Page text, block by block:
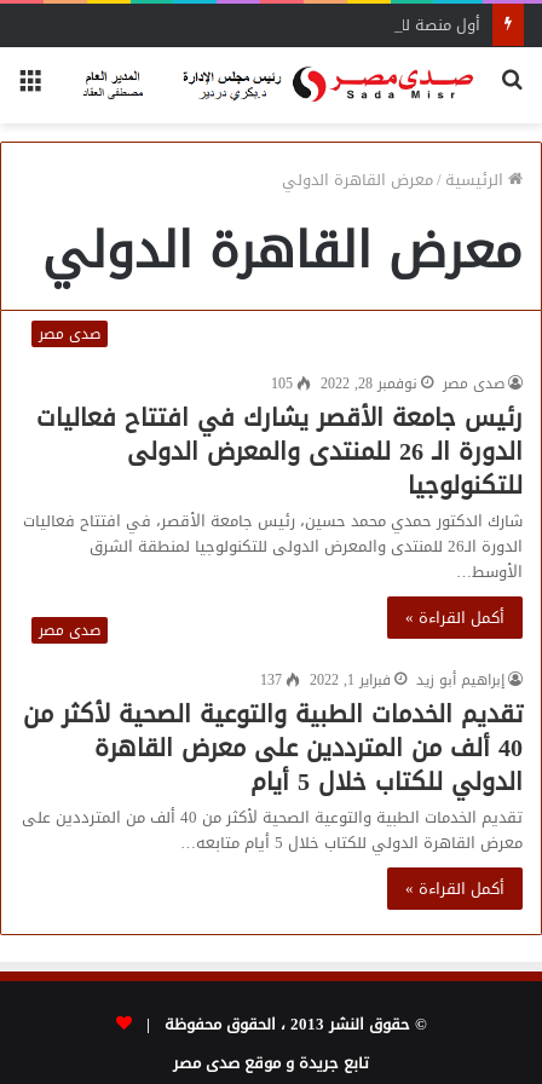
أول منصة للسياحة الصحية في مصر والشرق الأوسط وأفريقيا..
بحث
الرئيسية/معرض القاهرة الدولي
معرض القاهرة الدولي
صدى مصر
صدى مصر
نوفمبر 28, 2022 105
رئيس جامعة الأقصر يشارك في افتتاح فعاليات
الدورة الـ 26 للمنتدى والمعرض الدولى
للتكنولوجيا
شارك الدكتور حمدي محمد حسين، رئيس جامعة الأقصر، في افتتاح فعاليات
الدورة الـ26 للمنتدى والمعرض الدولى للتكنولوجيا لمنطقة الشرق
الأوسط…
أكمل القراءة »
صدى مصر
إبراهيم أبو زيد
فبراير 1, 2022 137
تقديم الخدمات الطبية والتوعية الصحية لأكثر من
40 ألف من المترددين على معرض القاهرة
الدولي للكتاب خلال 5 أيام
تقديم الخدمات الطبية والتوعية الصحية لأكثر من 40 ألف من المترددين على
معرض القاهرة الدولي للكتاب خلال 5 أيام متابعه…
أكمل القراءة »
© حقوق النشر 2013 ، الحقوق محفوظة |
تابع جريدة و موقع صدى مصر